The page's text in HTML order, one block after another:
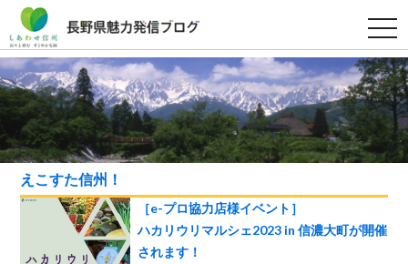
t
o
g
g
l
e
n
a
v
g
i
n
えこすた信州！
［e-プロ協力店様イベント］
ハカリウリマルシェ2023 in 信濃大町が開催
されます！